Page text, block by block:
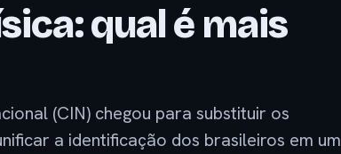
qual é mais
(CIN) chegou para substituir os
a identificação dos brasileiros em um